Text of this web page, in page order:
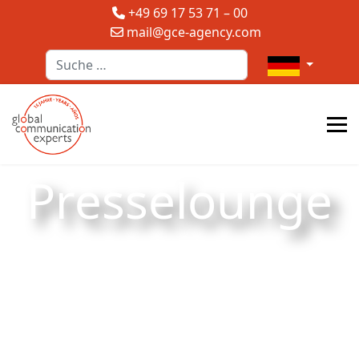
+49 69 17 53 71 – 00
mail@gce-agency.com
Suchen
Sprache
Presselounge